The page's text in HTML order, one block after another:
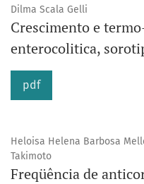
Dilma Scala Gelli
Crescimento e
enterocolitica,
pdf
Heloisa Helena Barbosa
Takimoto
Freqüência de